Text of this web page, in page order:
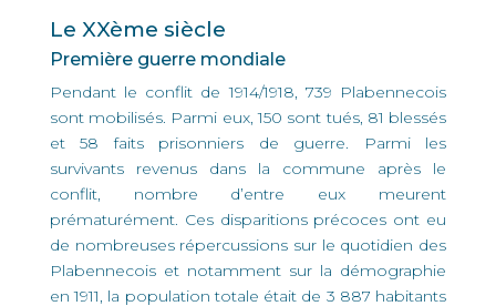
Le XXème siècle
Première guerre mondiale
Pendant le conflit de 1914/1918, 739 Plabennecois
sont mobilisés. Parmi eux, 150 sont tués, 81 blessés
et 58 faits prisonniers de guerre. Parmi les
survivants revenus dans la commune après le
conflit, nombre d’entre eux meurent
prématurément. Ces disparitions précoces ont eu
de nombreuses répercussions sur le quotidien des
Plabennecois et notamment sur la démographie
en 1911, la population totale était de 3 887 habitants